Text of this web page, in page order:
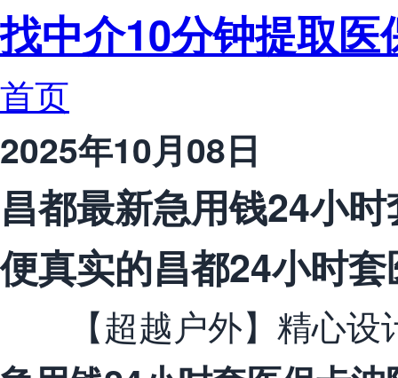
找中介10分钟提取医
首页
2025年10月08日
昌都最新急用钱24小
便真实的昌都24小时
【超越户外】精心设